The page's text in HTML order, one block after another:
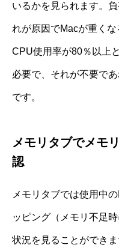
いるかを見られます。
れが原因でMacが重く
CPU使用率が80％以上
必要で、それが不要で
です。
メモリタブでメモ
認
メモリタブでは使用中
ッピング（メモリ不足
状況を見ることができ